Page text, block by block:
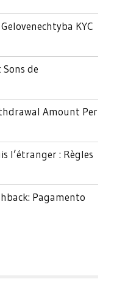
KYC
de
Amount Per
l’étranger : Règles
Pagamento